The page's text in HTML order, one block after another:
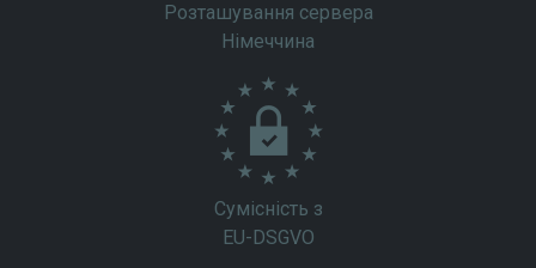
Розташування сервера
Німеччина
Сумісність з
EU-DSGVO